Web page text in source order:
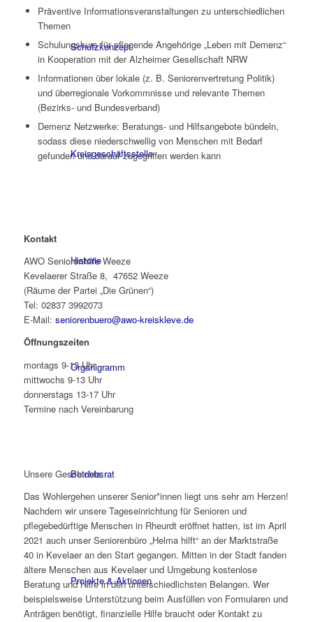
Schutzkonzept
Kreisgeschäftsstelle
Historie
Organigramm
Betriebsrat
Projekte & Aktionen
Präventive Informationsveranstaltungen zu unterschiedlichen
Themen
Schulungskurs für pflegende Angehörige „Leben mit Demenz“
in Kooperation mit der Alzheimer Gesellschaft NRW
Informationen über lokale (z. B. Seniorenvertretung Politik)
und überregionale Vorkommnisse und relevante Themen
(Bezirks- und Bundesverband)
Demenz Netzwerke: Beratungs- und Hilfsangebote bündeln,
sodass diese niederschwellig von Menschen mit Bedarf
gefunden und darauf zugegriffen werden kann
Kontakt
AWO Seniorenhilfe Weeze
Kevelaerer Straße 8, 47652 Weeze
(Räume der Partei „Die Grünen“)
Tel: 02837 3992073
E-Mail: seniorenbuero@awo-kreiskleve.de
Öffnungszeiten
montags 9-13 Uhr
mittwochs 9-13 Uhr
donnerstags 13-17 Uhr
Termine nach Vereinbarung
Unsere Geschichte
Das Wohlergehen unserer Senior*innen liegt uns sehr am Herzen!
Nachdem wir unsere Tageseinrichtung für Senioren und
pflegebedürftige Menschen in Rheurdt eröffnet hatten, ist im April
2021 auch unser Seniorenbüro „Helma hilft“ an der Marktstraße
40 in Kevelaer an den Start gegangen. Mitten in der Stadt fanden
ältere Menschen aus Kevelaer und Umgebung kostenlose
Beratung und Hilfe in den unterschiedlichsten Belangen. Wer
beispielsweise Unterstützung beim Ausfüllen von Formularen und
Anträgen benötigt, finanzielle Hilfe braucht oder Kontakt zu